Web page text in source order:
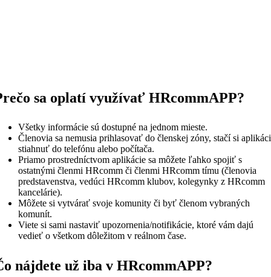
sa oplatí využívať HRcommAPP?
Všetky informácie sú dostupné na jednom mieste.
Členovia sa nemusia prihlasovať do členskej zóny, stačí si
stiahnuť do telefónu alebo počítača.
Priamo prostredníctvom aplikácie sa môžete ľahko spojiť s
ostatnými členmi HRcomm či členmi HRcomm tímu (členovia
predstavenstva, vedúci HRcomm klubov, kolegynky z HRcomm
kancelárie).
Môžete si vytvárať svoje komunity či byť členom vybraných
komunít.
Viete si sami nastaviť upozornenia/notifikácie, ktoré vám dajú
vedieť o všetkom dôležitom v reálnom čase.
nájdete už iba v HRcommAPP?